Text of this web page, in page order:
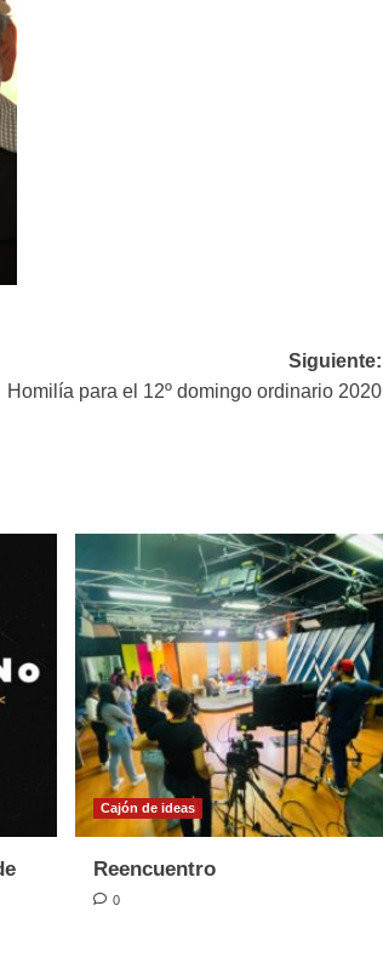
Siguiente:
Homilía para el 12º domingo ordinario 2020
Cajón de ideas
Reencuentro
0